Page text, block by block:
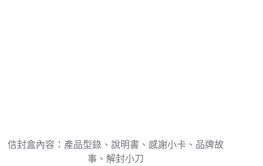
信封盒內容：產品型錄、說明書、感謝小卡、品牌故
事、解封小刀